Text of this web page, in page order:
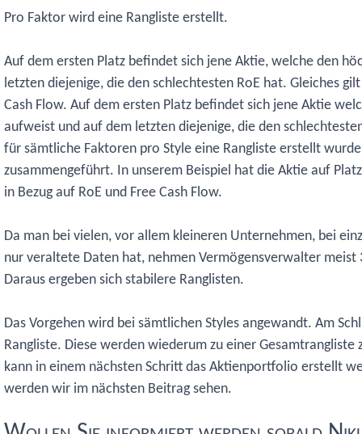
Pro Faktor wird eine Rangliste erstellt.
Auf dem ersten Platz befindet sich jene Aktie, welche den
letzten diejenige, die den schlechtesten RoE hat. Gleiches
Cash Flow. Auf dem ersten Platz befindet sich jene Aktie
aufweist und auf dem letzten diejenige, die den
für sämtliche Faktoren pro Style eine Rangliste erstellt
zusammengeführt. In unserem Beispiel hat die Aktie auf
in Bezug auf RoE und Free Cash Flow.
Da man bei vielen, vor allem kleineren Unternehmen, bei
nur veraltete Daten hat, nehmen Vermögensverwalter meist
Daraus ergeben sich stabilere Ranglisten.
Das Vorgehen wird bei sämtlichen Styles angewandt. Am
Rangliste. Diese werden wiederum zu einer
kann in einem nächsten Schritt das Aktienportfolio erstellt
werden wir im nächsten Beitrag sehen.